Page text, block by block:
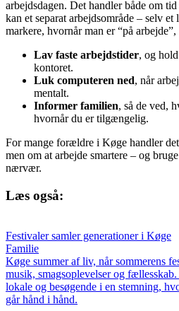
arbejdsdagen. Det handler både om
kan et separat arbejdsområde – selv
markere, hvornår man er “på
Lav faste arbejdstider, og
kontoret.
Luk computeren ned, når
mentalt.
Informer familien, så de ved,
hvornår du er tilgængelig.
For mange forældre i Køge handler
men om at arbejde smartere – og
nærvær.
Læs også:
Festivaler samler generationer i Køge
Familie
Køge summer af liv, når sommerens
musik, smagsoplevelser og
lokale og besøgende i en stemning,
går hånd i hånd.